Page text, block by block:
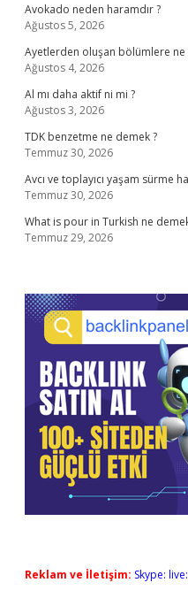
Avokado neden haramdır ?
Ağustos 5, 2026
Ayetlerden oluşan bölümlere ne
Ağustos 4, 2026
Al mı daha aktif ni mi ?
Ağustos 3, 2026
TDK benzetme ne demek ?
Temmuz 30, 2026
Avcı ve toplayıcı yaşam sürme
Temmuz 30, 2026
What is pour in Turkish ne
Temmuz 29, 2026
Reklam ve İletişim: Skype: